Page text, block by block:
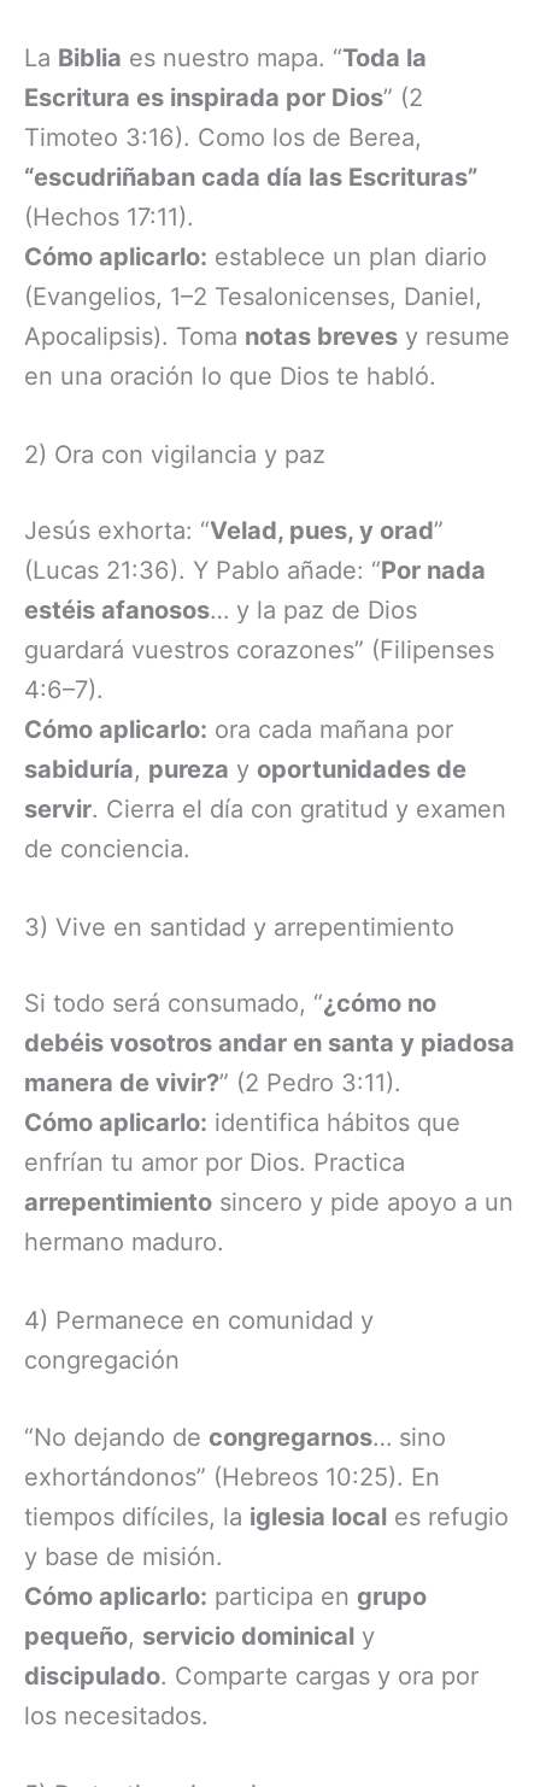
La Biblia es nuestro mapa. “Toda la
Escritura es inspirada por Dios” (2
Timoteo 3:16). Como los de Berea,
“escudriñaban cada día las Escrituras”
(Hechos 17:11).
Cómo aplicarlo: establece un plan diario
(Evangelios, 1–2 Tesalonicenses, Daniel,
Apocalipsis). Toma notas breves y resume
en una oración lo que Dios te habló.
2) Ora con vigilancia y paz
Jesús exhorta: “Velad, pues, y orad”
(Lucas 21:36). Y Pablo añade: “Por nada
estéis afanosos… y la paz de Dios
guardará vuestros corazones” (Filipenses
4:6–7).
Cómo aplicarlo: ora cada mañana por
sabiduría, pureza y oportunidades de
servir. Cierra el día con gratitud y examen
de conciencia.
3) Vive en santidad y arrepentimiento
Si todo será consumado, “¿cómo no
debéis vosotros andar en santa y piadosa
manera de vivir?” (2 Pedro 3:11).
Cómo aplicarlo: identifica hábitos que
enfrían tu amor por Dios. Practica
arrepentimiento sincero y pide apoyo a un
hermano maduro.
4) Permanece en comunidad y
congregación
“No dejando de congregarnos… sino
exhortándonos” (Hebreos 10:25). En
tiempos difíciles, la iglesia local es refugio
y base de misión.
Cómo aplicarlo: participa en grupo
pequeño, servicio dominical y
discipulado. Comparte cargas y ora por
los necesitados.